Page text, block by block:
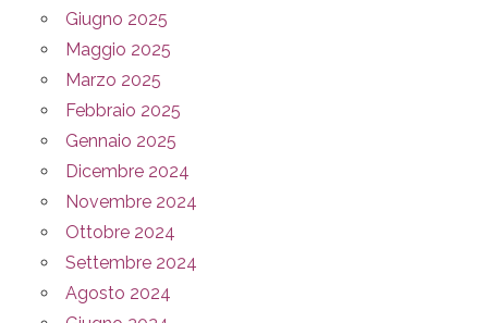
Giugno 2025
Maggio 2025
Marzo 2025
Febbraio 2025
Gennaio 2025
Dicembre 2024
Novembre 2024
Ottobre 2024
Settembre 2024
Agosto 2024